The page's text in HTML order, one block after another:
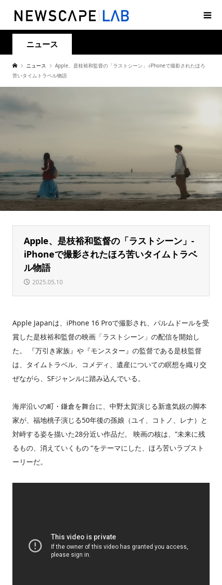
ニュース
ニュース
Apple、是枝裕和監督の「ラストシーン」-iPhoneで撮影されたほろ
苦いタイムトラベル物語
Apple、是枝裕和監督の「ラストシーン」-
iPhoneで撮影されたほろ苦いタイムトラベ
ル物語
2025.05.10
Apple Japanは、iPhone 16 Proで撮影され、パルムドールを受
賞した是枝裕和監督の映画「ラストシーン」の配信を開始し
た。 『万引き家族』や『モンスター』の監督である是枝監督
は、タイムトラベル、コメディ、遺産についての瞑想を織り交
ぜながら、SFジャンルに踏み込んでいる。
海岸沿いの町・鎌倉を舞台に、中野太賀演じる新進気鋭の脚本
家が、福地桃子演じる50年後の孫娘（ユイ、コトノ、レナ）と
対峙する姿を描いた28分近い作品だ。 映画の核は、”未来に残
るもの、消えていくもの “をテーマにした、ほろ苦いラブスト
ーリーだ。